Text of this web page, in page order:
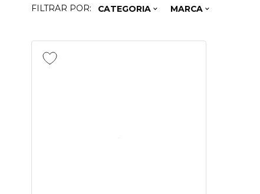
FILTRAR POR: CATEGORIA MARCA